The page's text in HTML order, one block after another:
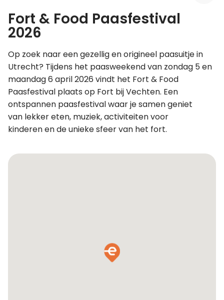
Leer koken als een chef
Kooktips & blogs
Fort & Food Paasfestival
2026
Op zoek naar een gezellig en origineel paasuitje in
Utrecht? Tijdens het paasweekend van zondag 5 en
maandag 6 april 2026 vindt het Fort & Food
Paasfestival plaats op Fort bij Vechten. Een
ontspannen paasfestival waar je samen geniet
van lekker eten, muziek, activiteiten voor
kinderen en de unieke sfeer van het fort.